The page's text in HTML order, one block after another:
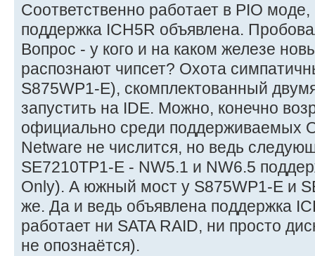
Соответственно работает в PIO
поддержка ICH5R объявлена.
Вопрос - у кого и на каком железе
распознают чипсет? Охота
S875WP1-E), скомплектованный
запустить на IDE. Можно, конечно
официально среди поддерживаемых
Netware не числится, но ведь
SE7210TP1-E - NW5.1 и NW6.5
Only). А южный мост у S875WP1-E и
же. Да и ведь объявлена поддержка
работает ни SATA RAID, ни просто
не опознаётся).